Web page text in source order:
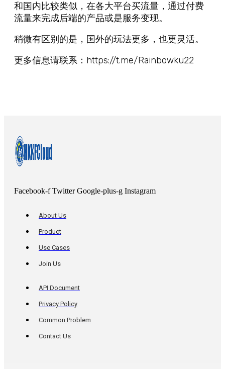
和国内比较类似，在各大平台买流量，通过付费
流量来完成后端的产品或是服务变现。
稍微有区别的是，国外的玩法更多，也更灵活。
更多信息请联系：https://t.me/Rainbowku22
Facebook-f Twitter Google-plus-g Instagram
About Us
Product
Use Cases
Join Us
API Document
Privacy Policy
Common Problem
Contact Us